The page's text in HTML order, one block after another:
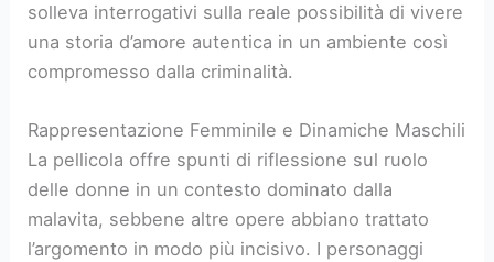
solleva interrogativi sulla reale possibilità di vivere
una storia d’amore autentica in un ambiente così
compromesso dalla criminalità.
Rappresentazione Femminile e Dinamiche Maschili
La pellicola offre spunti di riflessione sul ruolo
delle donne in un contesto dominato dalla
malavita, sebbene altre opere abbiano trattato
l’argomento in modo più incisivo. I personaggi